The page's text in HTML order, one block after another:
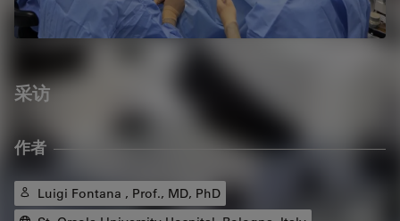
采访
作者
Luigi Fontana , Prof., MD, PhD